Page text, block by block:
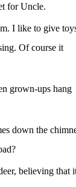
for Uncle.
I like to give
Of course it
grown-ups hang
down the
believing that